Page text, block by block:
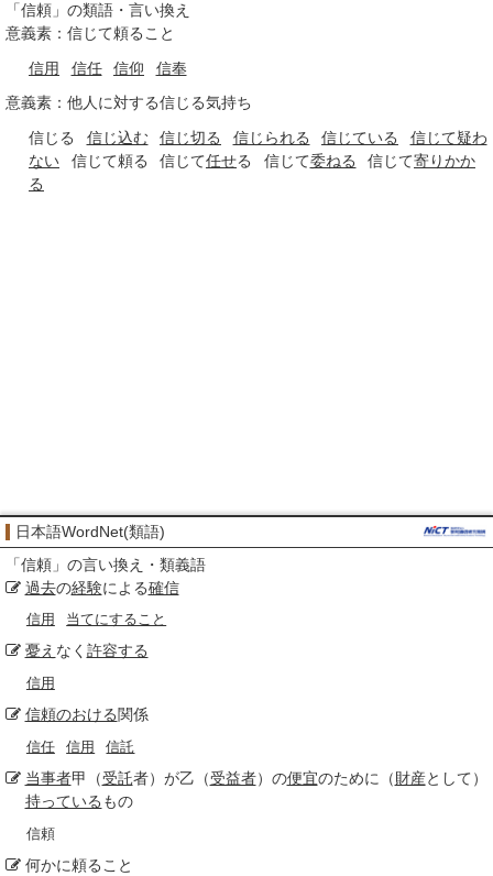
「信頼」の類語・言い換え
意義素：信じて頼ること
信用
信任 信仰
信奉
意義素：他人に対する信じる気持ち
信じる
信じ込む 信じ切る 信じられる 信じている
信じて疑わ
ない
信じて頼る 信じて任せる 信じて委ねる 信じて寄りかか
る
日本語WordNet(類語)
「信頼 」の言い換え・類義語
過去の経験による確信
信用 当てにすること
憂え なく 許容する
信用
信頼のおける関係
信任 信用 信託
当事者甲（受託者）が乙（受益者）の便宜のために（財産として）
持っている もの
信頼
何かに頼ること